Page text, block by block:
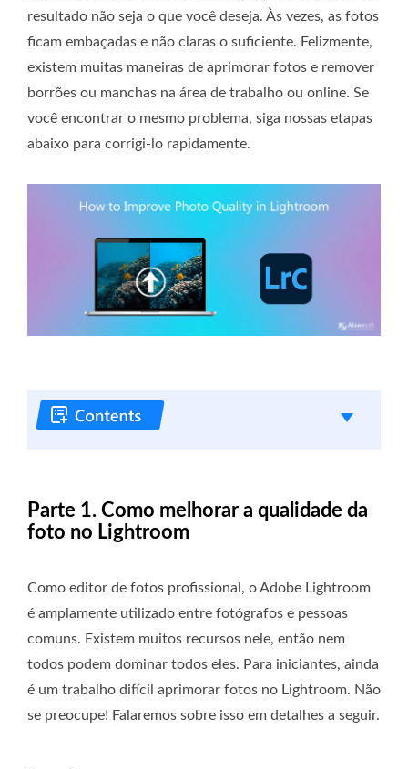
resultado não seja o que você deseja. Às vezes, as fotos
ficam embaçadas e não claras o suficiente. Felizmente,
existem muitas maneiras de aprimorar fotos e remover
borrões ou manchas na área de trabalho ou online. Se
você encontrar o mesmo problema, siga nossas etapas
abaixo para corrigi-lo rapidamente.
Parte 1. Como melhorar a qualidade da
foto no Lightroom
Como editor de fotos profissional, o Adobe Lightroom
é amplamente utilizado entre fotógrafos e pessoas
comuns. Existem muitos recursos nele, então nem
todos podem dominar todos eles. Para iniciantes, ainda
é um trabalho difícil aprimorar fotos no Lightroom. Não
se preocupe! Falaremos sobre isso em detalhes a seguir.